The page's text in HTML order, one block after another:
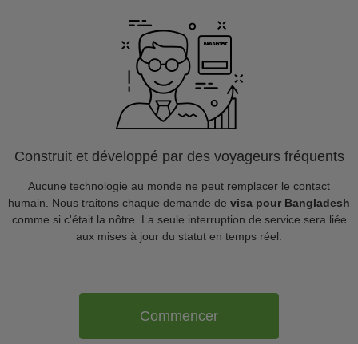
Construit et développé par des voyageurs fréquents
Aucune technologie au monde ne peut remplacer le contact
humain. Nous traitons chaque demande de visa pour Bangladesh
comme si c'était la nôtre. La seule interruption de service sera liée
aux mises à jour du statut en temps réel.
Commencer